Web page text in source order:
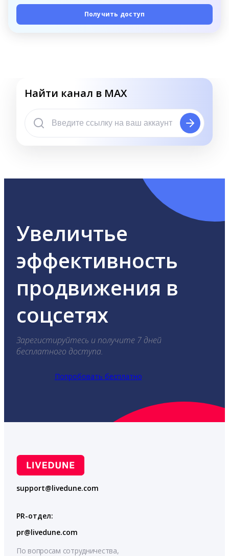
Получить доступ
Найти канал в MAX
Увеличтье
эффективность
продвижения в
соцсетях
Зарегистируйтесь и получите 7 дней
бесплатного доступа.
Попробовать бесплатно
support@livedune.com
PR-отдел:
pr@livedune.com
По вопросам сотрудничества,